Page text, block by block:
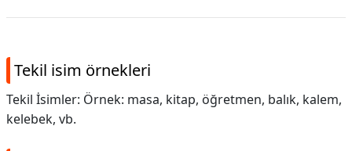
Tekil isim örnekleri
Tekil İsimler: Örnek: masa, kitap, öğretmen, balık, kalem,
kelebek, vb.